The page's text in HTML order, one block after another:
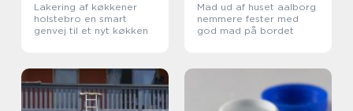
Lakering af køkkener
holstebro en smart
genvej til et nyt køkken
Mad ud af huset aalborg
nemmere fester med
god mad på bordet